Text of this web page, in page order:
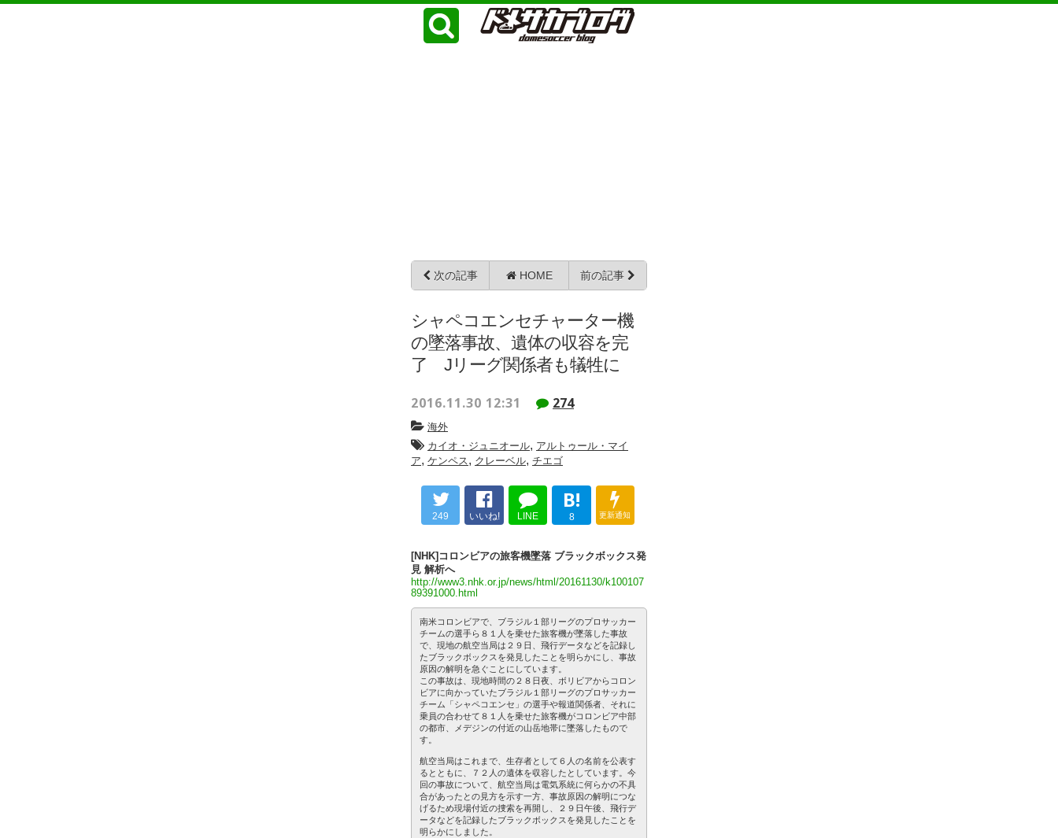
次の記事 HOME 前の記事
シャペコエンセチャーター機
の墜落事故、遺体の収容を完
了 Jリーグ関係者も犠牲に
2016.11.30 12:31 274
海外
カイオ・ジュニオール, アルトゥール・マイ
ア, ケンペス, クレーベル, チエゴ
249 いいね! LINE
B!
8 更新通知
[NHK]コロンビアの旅客機墜落 ブラックボックス発
見 解析へ
http://www3.nhk.or.jp/news/html/20161130/k100107
89391000.html
南米コロンビアで、ブラジル１部リーグのプロサッカー
チームの選手ら８１人を乗せた旅客機が墜落した事故
で、現地の航空当局は２９日、飛行データなどを記録し
たブラックボックスを発見したことを明らかにし、事故
原因の解明を急ぐことにしています。
この事故は、現地時間の２８日夜、ボリビアからコロン
ビアに向かっていたブラジル１部リーグのプロサッカー
チーム「シャペコエンセ」の選手や報道関係者、それに
乗員の合わせて８１人を乗せた旅客機がコロンビア中部
の都市、メデジンの付近の山岳地帯に墜落したもので
す。
航空当局はこれまで、生存者として６人の名前を公表す
るとともに、７２人の遺体を収容したとしています。今
回の事故について、航空当局は電気系統に何らかの不具
合があったとの見方を示す一方、事故原因の解明につな
げるため現場付近の捜索を再開し、２９日午後、飛行デ
ータなどを記録したブラックボックスを発見したことを
明らかにしました。